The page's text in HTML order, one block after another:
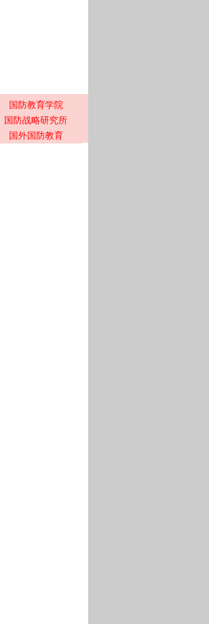
国防教育学院
国防战略研究所
国外国防教育